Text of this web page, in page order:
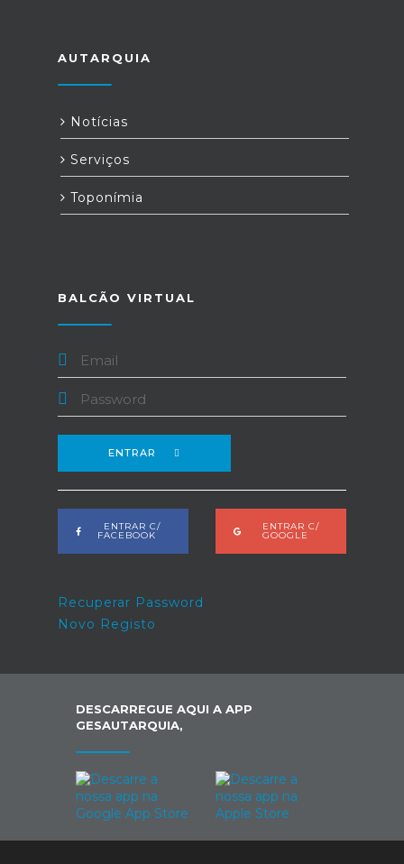
AUTARQUIA
Notícias
Serviços
Toponímia
BALCÃO VIRTUAL
ENTRAR
ENTRAR C/
FACEBOOK
ENTRAR C/
GOOGLE
Recuperar Password
Novo Registo
DESCARREGUE AQUI A APP
GESAUTARQUIA,